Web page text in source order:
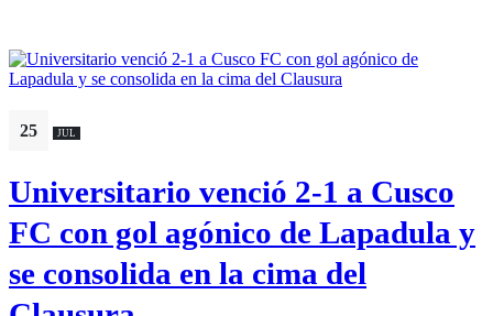
25 JUL
Universitario venció 2-1 a Cusco
FC con gol agónico de Lapadula y
se consolida en la cima del